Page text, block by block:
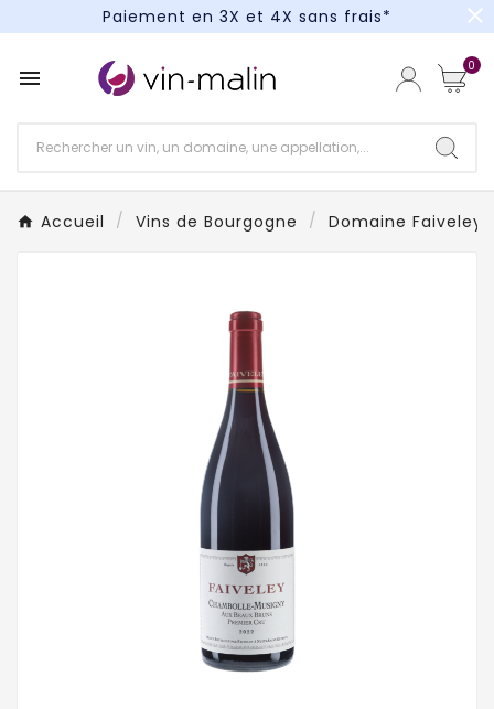
Paiement en 3X et 4X sans frais*
Paiement en 3X et 4X sans frais*
close
 0
Accueil Vins de Bourgogne Domaine Faiveley